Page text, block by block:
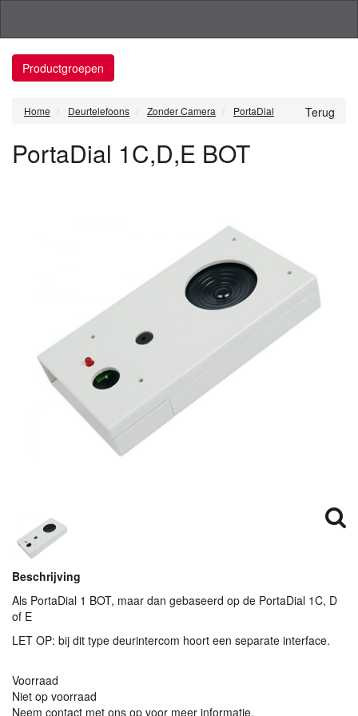
Productgroepen
Terug
Home Deurtelefoons Zonder Camera PortaDial
PortaDial 1C,D,E BOT
Beschrijving
Als PortaDial 1 BOT, maar dan gebaseerd op de PortaDial 1C, D
of E
LET OP: bij dit type deurintercom hoort een separate interface.
Voorraad
Niet op voorraad
Neem contact met ons op voor meer informatie.